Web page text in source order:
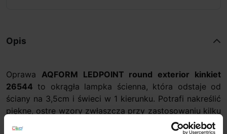
Opis
Oprawa AQFORM LEDPOINT round exterior kinkiet
26544 to okrągła lampka ścienna, która odstaje od
ściany na 3,5cm i świeci w 1 kierunku. Potrafi nakreślić
piękne, ostre wzory zwłaszcza przy zastosowaniu kilku
opraw, dzięki czemu elewacja lub fasada budynku staje